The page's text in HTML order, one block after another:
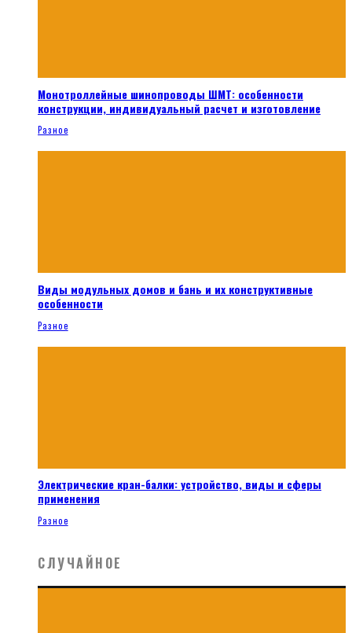
Монотроллейные шинопроводы ШМТ: особенности
конструкции, индивидуальный расчет и изготовление
Разное
Виды модульных домов и бань и их конструктивные
особенности
Разное
Электрические кран-балки: устройство, виды и сферы
применения
Разное
СЛУЧАЙНОЕ